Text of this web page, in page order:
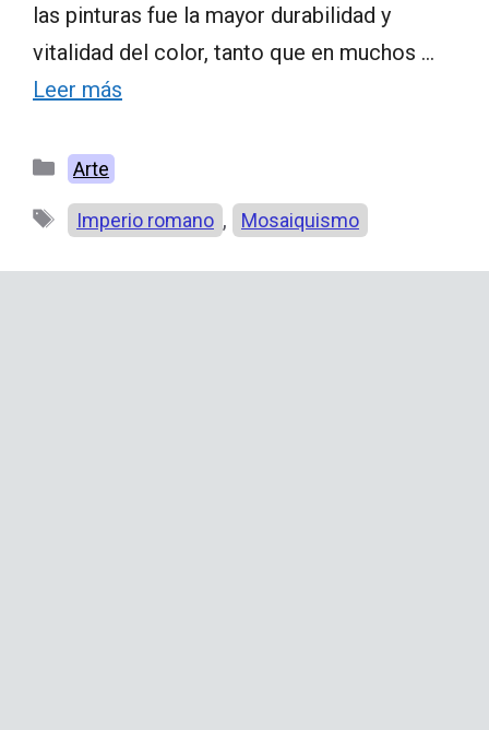
las pinturas fue la mayor durabilidad y
vitalidad del color, tanto que en muchos …
Leer más
Categorías
Arte
Etiquetas
Imperio romano , Mosaiquismo